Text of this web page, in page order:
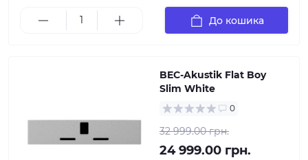
До кошика
BEC-Akustik Flat Boy
Slim White
0
32 999.00 грн.
24 999.00 грн.